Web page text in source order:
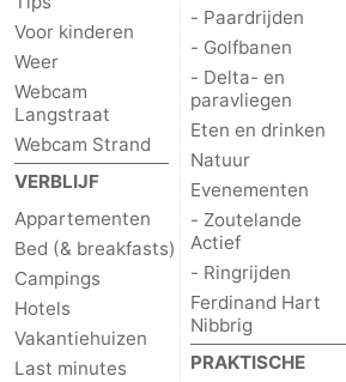
Voor kinderen
Weer
Webcam
Langstraat
Webcam Strand
VERBLIJF
Appartementen
Bed (& breakfasts)
Campings
Hotels
Vakantiehuizen
Last minutes
- Paardrijden
- Golfbanen
- Delta- en
paravliegen
Eten en drinken
Natuur
Evenementen
- Zoutelande
Actief
- Ringrijden
Ferdinand Hart
Nibbrig
PRAKTISCHE